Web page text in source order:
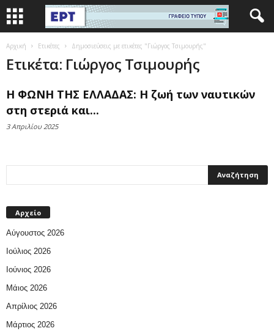
Αρχική Ετικέτες Δημοσιεύσεις με ετικέτες "Γιώργος Τσιμουρής"
Ετικέτα: Γιώργος Τσιμουρής
Η ΦΩΝΗ ΤΗΣ ΕΛΛΑΔΑΣ: Η ζωή των ναυτικών
στη στεριά και...
3 Απριλίου 2025
Αρχείο
Αύγουστος 2026
Ιούλιος 2026
Ιούνιος 2026
Μάιος 2026
Απρίλιος 2026
Μάρτιος 2026